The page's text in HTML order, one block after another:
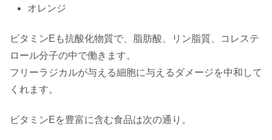
オレンジ
ビタミンEも抗酸化物質で、脂肪酸、リン脂質、コレステ
ロール分子の中で働きます。
フリーラジカルが与える細胞に与えるダメージを中和して
くれます。
ビタミンEを豊富に含む食品は次の通り。